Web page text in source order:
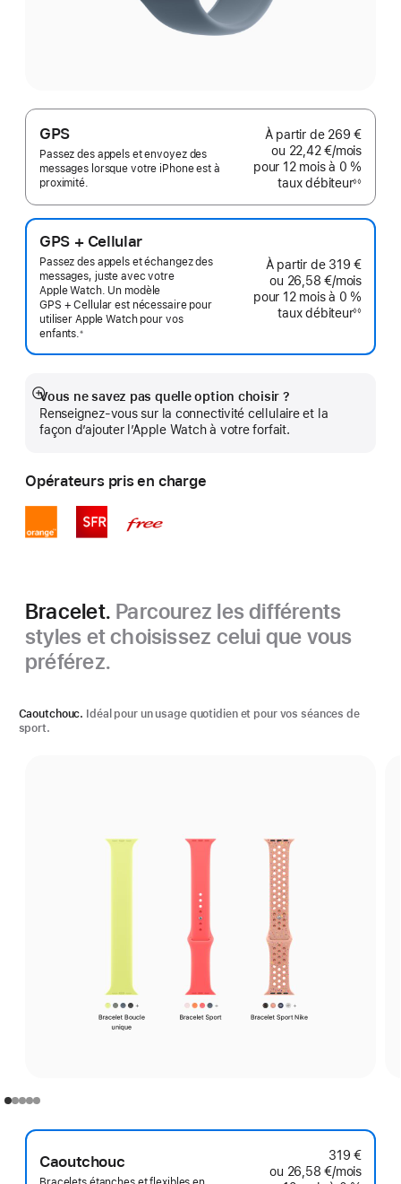
GPS
Passez des appels et envoyez des
messages lorsque votre iPhone est à
proximité.
À partir de 269 €
ou 22,42 €/mois
pour 12 mois à 0 %
taux débiteur
de
◊◊
GPS + Cellular
Passez des appels et échangez des
messages, juste avec votre
Apple Watch. Un modèle
GPS + Cellular est nécessaire pour
utiliser Apple Watch pour vos
enfants.※
À partir de 319 €
ou 26,58 €/mois
pour 12 mois à 0 %
taux débiteur
page
◊◊
Vous ne savez pas quelle option choisir ?
Renseignez-vous sur la connectivité cellulaire et la
façon d’ajouter l’Apple Watch à votre forfait.
Afficher
plus
Opérateurs pris en charge
Bracelet. Parcourez les différents
styles et choisissez celui que vous
préférez.
Caoutchouc. Idéal pour un usage quotidien et pour vos séances de
sport.
Caoutchouc
319 €
ou 26,58 €/mois